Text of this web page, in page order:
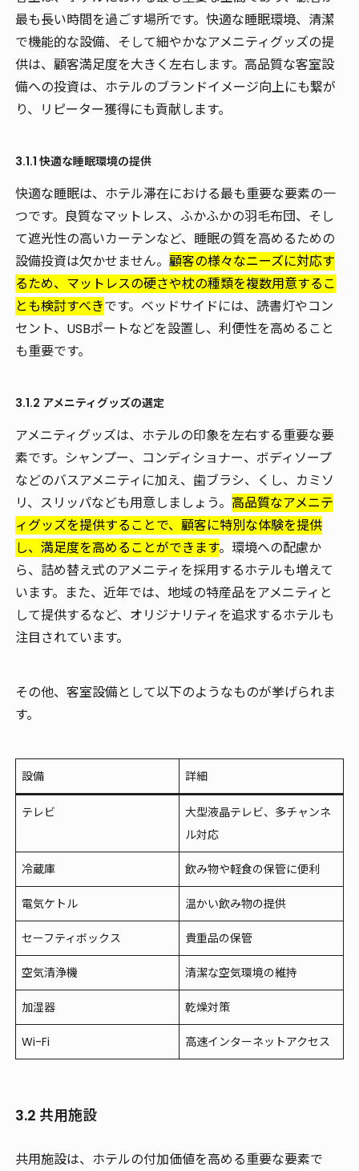
最も長い時間を過ごす場所です。快適な睡眠環境、清潔
で機能的な設備、そして細やかなアメニティグッズの提
供は、顧客満足度を大きく左右します。高品質な客室設
備への投資は、ホテルのブランドイメージ向上にも繋が
り、リピーター獲得にも貢献します。
3.1.1 快適な睡眠環境の提供
快適な睡眠は、ホテル滞在における最も重要な要素の一
つです。良質なマットレス、ふかふかの羽毛布団、そし
て遮光性の高いカーテンなど、睡眠の質を高めるための
設備投資は欠かせません。 顧客の様々なニーズに対応す
るため、マットレスの硬さや枕の種類を複数用意するこ
とも検討すべきです。ベッドサイドには、読書灯やコン
セント、USBポートなどを設置し、利便性を高めること
も重要です。
3.1.2 アメニティグッズの選定
アメニティグッズは、ホテルの印象を左右する重要な要
素です。シャンプー、コンディショナー、ボディソープ
などのバスアメニティに加え、歯ブラシ、くし、カミソ
リ、スリッパなども用意しましょう。 高品質なアメニテ
ィグッズを提供することで、顧客に特別な体験を提供
し、満足度を高めることができます。環境への配慮か
ら、詰め替え式のアメニティを採用するホテルも増えて
います。また、近年では、地域の特産品をアメニティと
して提供するなど、オリジナリティを追求するホテルも
注目されています。
その他、客室設備として以下のようなものが挙げられま
す。
設備 詳細
テレビ
大型液晶テレビ、多チャンネ
ル対応
冷蔵庫 飲み物や軽食の保管に便利
電気ケトル 温かい飲み物の提供
セーフティボックス 貴重品の保管
空気清浄機 清潔な空気環境の維持
加湿器 乾燥対策
Wi-Fi 高速インターネットアクセス
3.2 共用施設
共用施設は、ホテルの付加価値を高める重要な要素で